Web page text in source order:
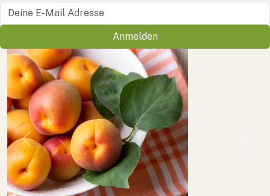
Anmelden
Previous